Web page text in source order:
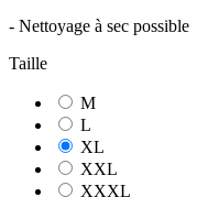
- Nettoyage à sec possible
Taille
M
L
XL
XXL
XXXL